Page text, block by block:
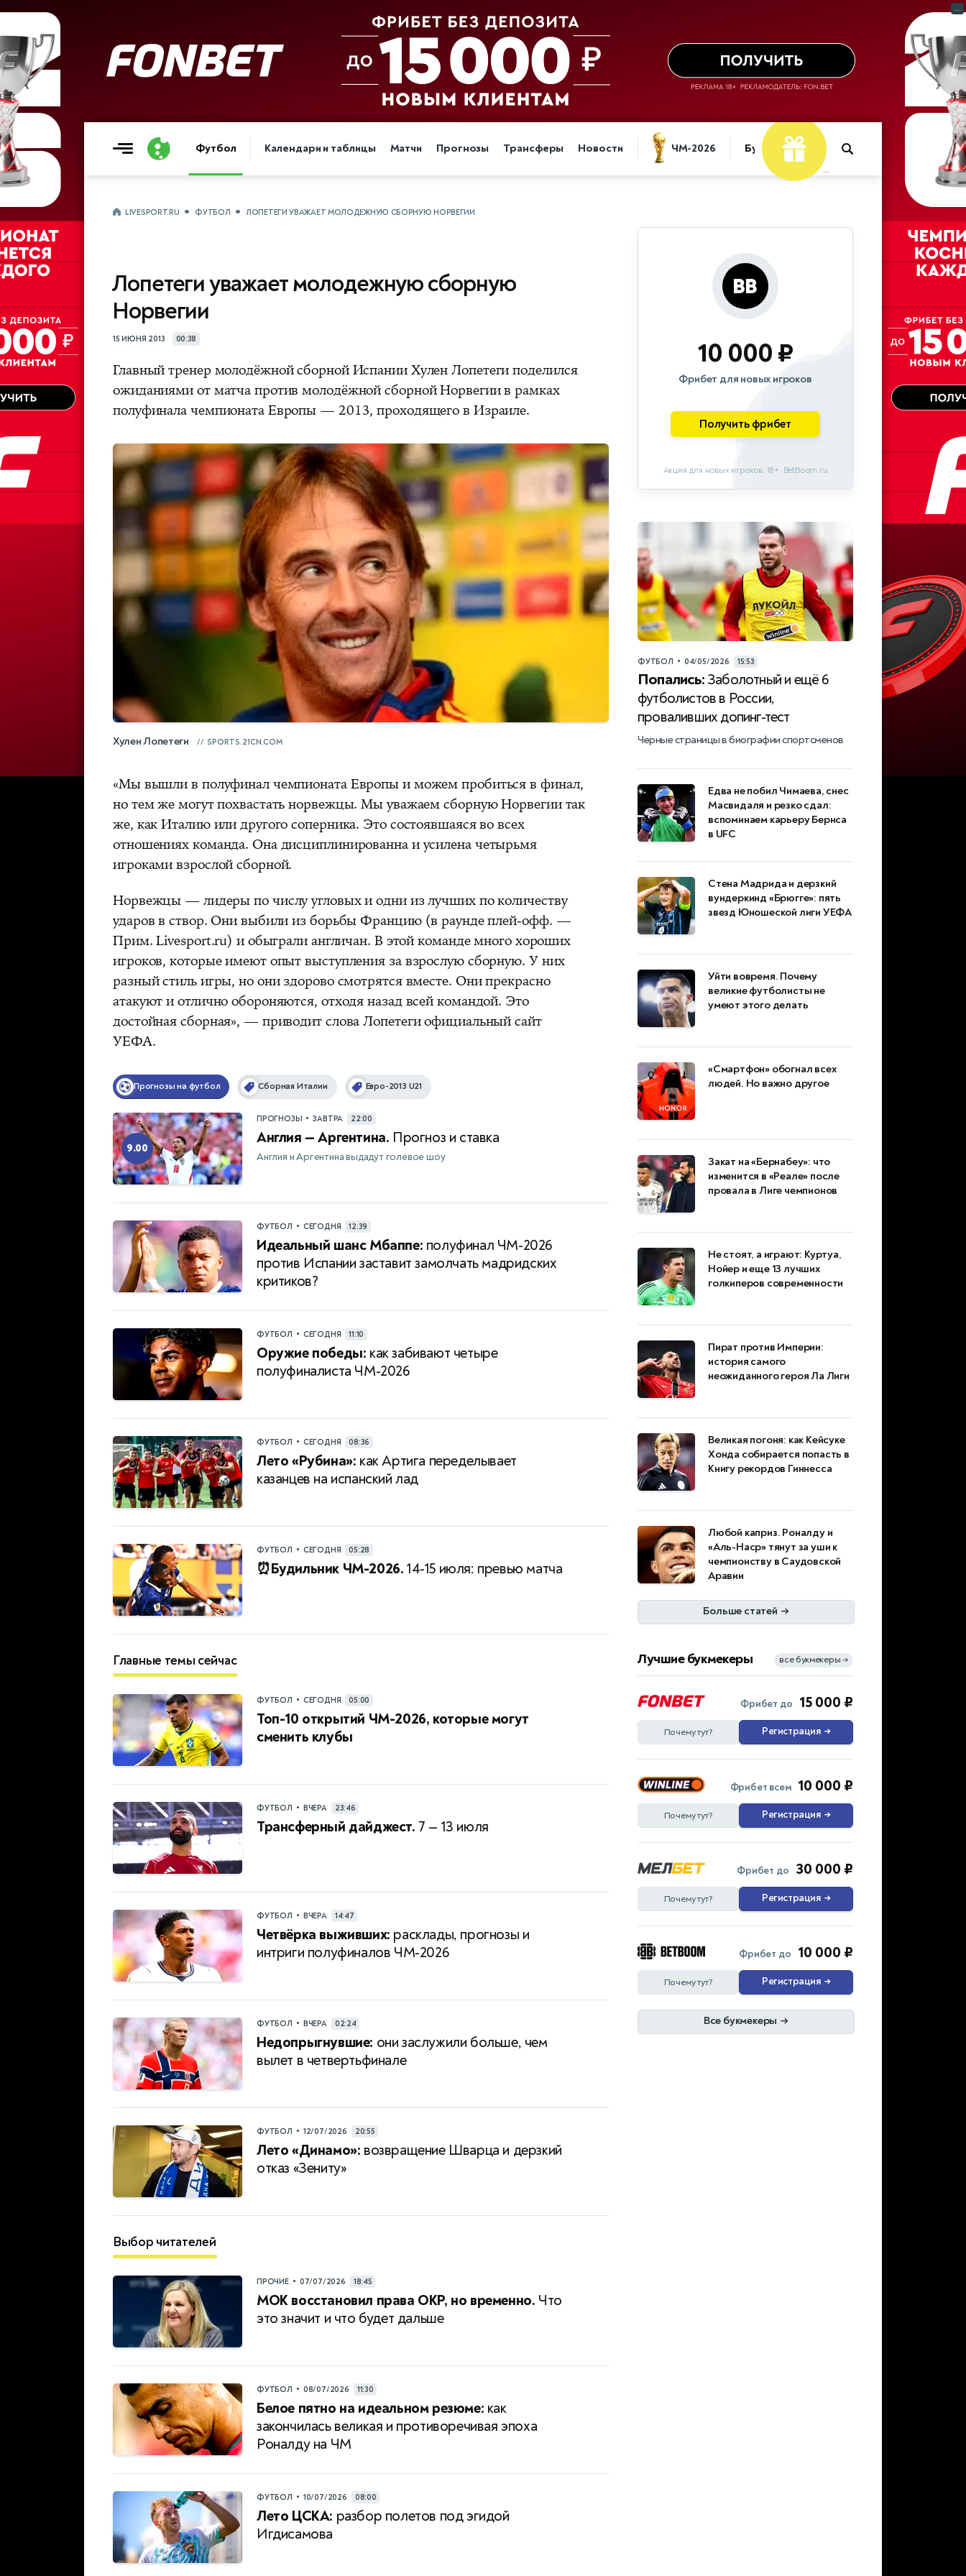
Футбол Календари и таблицы Матчи Прогнозы Трансферы Новости ЧМ-2026 Букмекеры
...
LIVESPORT.RU ФУТБОЛ ЛОПЕТЕГИ УВАЖАЕТ МОЛОДЕЖНУЮ СБОРНУЮ НОРВЕГИИ
Лопетеги уважает молодежную сборную
Норвегии
15 ИЮНЯ 2013 00:38
Главный тренер молодёжной сборной Испании Хулен Лопетеги поделился
ожиданиями от матча против молодёжной сборной Норвегии в рамках
полуфинала чемпионата Европы — 2013, проходящего в Израиле.
Хулен Лопетеги SPORTS.21CN.COM
«Мы вышли в полуфинал чемпионата Европы и можем пробиться в финал,
но тем же могут похвастать норвежцы. Мы уважаем сборную Норвегии так
же, как Италию или другого соперника. Это состоявшаяся во всех
отношениях команда. Она дисциплинированна и усилена четырьмя
игроками взрослой сборной.
Норвежцы — лидеры по числу угловых и одни из лучших по количеству
ударов в створ. Они выбили из борьбы Францию (в раунде плей-офф. —
Прим. Livesport.ru) и обыграли англичан. В этой команде много хороших
игроков, которые имеют опыт выступления за взрослую сборную. У них
разный стиль игры, но они здорово смотрятся вместе. Они прекрасно
атакуют и отлично обороняются, отходя назад всей командой. Это
достойная сборная», — приводит слова Лопетеги официальный сайт
УЕФА.
Прогнозы на футбол Сборная Италии Евро-2013 U21
9.00
ПРОГНОЗЫ • ЗАВТРА 22:00
Англия — Аргентина. Прогноз и ставка
Англия и Аргентина выдадут голевое шоу
ФУТБОЛ • СЕГОДНЯ 12:39
Идеальный шанс Мбаппе: полуфинал ЧМ-2026
против Испании заставит замолчать мадридских
критиков?
ФУТБОЛ • СЕГОДНЯ 11:10
Оружие победы: как забивают четыре
полуфиналиста ЧМ-2026
ФУТБОЛ • СЕГОДНЯ 08:36
Лето «Рубина»: как Артига переделывает
казанцев на испанский лад
ФУТБОЛ • СЕГОДНЯ 05:28
⏰Будильник ЧМ-2026. 14-15 июля: превью матча
Главные темы сейчас
ФУТБОЛ • СЕГОДНЯ 05:00
Топ-10 открытий ЧМ-2026, которые могут
сменить клубы
ФУТБОЛ • ВЧЕРА 23:46
Трансферный дайджест. 7 — 13 июля
ФУТБОЛ • ВЧЕРА 14:47
Четвёрка выживших: расклады, прогнозы и
интриги полуфиналов ЧМ-2026
ФУТБОЛ • ВЧЕРА 02:24
Недопрыгнувшие: они заслужили больше, чем
вылет в четвертьфинале
ФУТБОЛ • 12/07/2026 20:55
Лето «Динамо»: возвращение Шварца и дерзкий
отказ «Зениту»
Выбор читателей
ПРОЧИЕ • 07/07/2026 18:45
МОК восстановил права ОКР, но временно. Что
это значит и что будет дальше
ФУТБОЛ • 08/07/2026 11:30
Белое пятно на идеальном резюме: как
закончилась великая и противоречивая эпоха
Роналду на ЧМ
ФУТБОЛ • 10/07/2026 08:00
Лето ЦСКА: разбор полетов под эгидой
Игдисамова
10 000 ₽
Фрибет для новых игроков
Получить фрибет
Акция для новых игроков. 18+. BetBoom.ru
ФУТБОЛ • 04/05/2026 15:53
Попались:Заболотный и ещё 6
футболистов в России,
проваливших допинг-тест
Черные страницы в биографии спортсменов
Едва не побил Чимаева, снес
Масвидаля и резко сдал:
вспоминаем карьеру Бернса
в UFC
Стена Мадрида и дерзкий
вундеркинд «Брюгге»: пять
звезд Юношеской лиги УЕФА
Уйти вовремя. Почему
великие футболисты не
умеют этого делать
«Смартфон» обогнал всех
людей. Но важно другое
Закат на «Бернабеу»: что
изменится в «Реале» после
провала в Лиге чемпионов
Не стоят, а играют: Куртуа,
Нойер и еще 13 лучших
голкиперов современности
Пират против Империи:
история самого
неожиданного героя Ла Лиги
Великая погоня: как Кейсуке
Хонда собирается попасть в
Книгу рекордов Гиннесса
Любой каприз. Роналду и
«Аль-Наср» тянут за уши к
чемпионству в Саудовской
Аравии
Больше статей →
Лучшие букмекеры все букмекеры →
Фрибет до 15 000 ₽
Почему тут? Регистрация →
Фрибет всем 10 000 ₽
Почему тут? Регистрация →
Фрибет до 30 000 ₽
Почему тут? Регистрация →
Фрибет до 10 000 ₽
Почему тут? Регистрация →
Все букмекеры →
...